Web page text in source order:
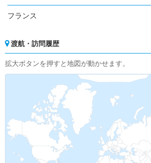
フランス
渡航・訪問履歴
拡大ボタンを押すと地図が動かせます。